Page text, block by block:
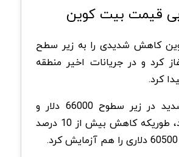
قیمت بیت کوین
کاهش شدیدی را به زیر سطح
آغاز کرد و در جریانات اخیر منطقه
کرد.
این کاهش شدید در زیر سطوح 66000 دلار و
65000 دلار بود، طوریکه کاهش بیش از 10 درصد